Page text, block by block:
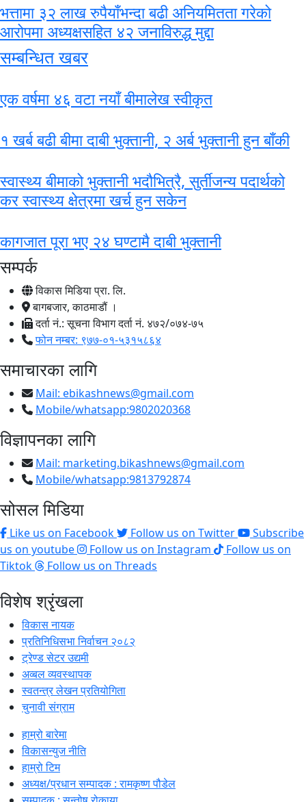
भत्तामा ३२ लाख रुपैयाँभन्दा बढी अनियमितता गरेको
आरोपमा अध्यक्षसहित ४२ जनाविरुद्ध मुद्दा
सम्बन्धित खबर
एक वर्षमा ४६ वटा नयाँ बीमालेख स्वीकृत
१ खर्ब बढी बीमा दाबी भुक्तानी, २ अर्ब भुक्तानी हुन बाँकी
स्वास्थ्य बीमाको भुक्तानी भदौभित्रै, सुर्तीजन्य पदार्थको
कर स्वास्थ्य क्षेत्रमा खर्च हुन सकेन
कागजात पूरा भए २४ घण्टामै दाबी भुक्तानी
सम्पर्क
विकास मिडिया प्रा. लि.
बागबजार, काठमाडौं ।
दर्ता नं.: सूचना विभाग दर्ता नं. ४७२/०७४-७५
फोन नम्बर: ९७७-०१-५३१५८६४
समाचारका लागि
Mail: ebikashnews@gmail.com
Mobile/whatsapp:9802020368
विज्ञापनका लागि
Mail: marketing.bikashnews@gmail.com
Mobile/whatsapp:9813792874
सोसल मिडिया
Like us on Facebook Follow us on Twitter
Subscribe
us on youtube
Follow us on Instagram
Follow us on
Tiktok
Follow us on Threads
विशेष श्रृंखला
विकास नायक
प्रतिनिधिसभा निर्वाचन २०८२
ट्रेण्ड सेटर उद्यमी
अव्बल व्यवस्थापक
स्वतन्त्र लेखन प्रतियोगिता
चुनावी संग्राम
हाम्रो बारेमा
विकासन्युज नीति
हाम्रो टिम
अध्यक्ष/प्रधान सम्पादक : रामकृष्ण पौडेल